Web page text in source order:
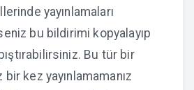
yayınlamaları
bu bildirimi kopyalayıp
Bu tür bir
kez yayınlamamanız